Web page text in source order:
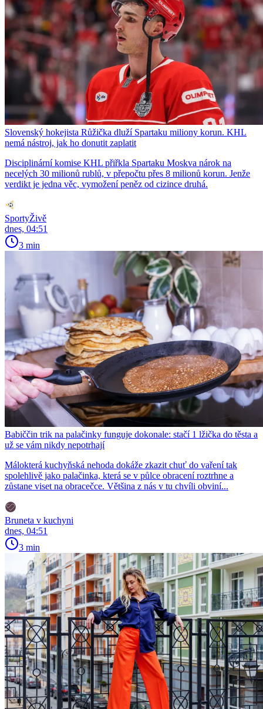
Slovenský hokejista Růžička dluží Spartaku miliony korun. KHL
nemá nástroj, jak ho donutit zaplatit
Disciplinární komise KHL přiřkla Spartaku Moskva nárok na
necelých 30 milionů rublů, v přepočtu přes 8 milionů korun. Jenže
verdikt je jedna věc, vymožení peněz od cizince druhá.
SportyŽivě
dnes, 04:51
3 min
Babiččin trik na palačinky funguje dokonale: stačí 1 lžička do těsta a
už se vám nikdy nepotrhají
Málokterá kuchyňská nehoda dokáže zkazit chuť do vaření tak
spolehlivě jako palačinka, která se v půlce obracení roztrhne a
zůstane viset na obracečce. Většina z nás v tu chvíli obviní...
Bruneta v kuchyni
dnes, 04:51
3 min